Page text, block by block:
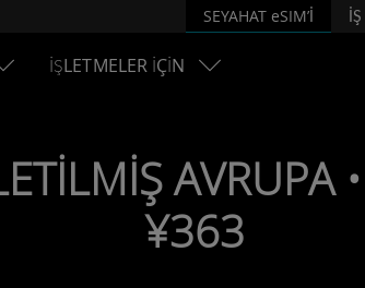
SEYAHAT eSIM’İ
İŞLETMELER İÇİN
AVRUPA
¥363